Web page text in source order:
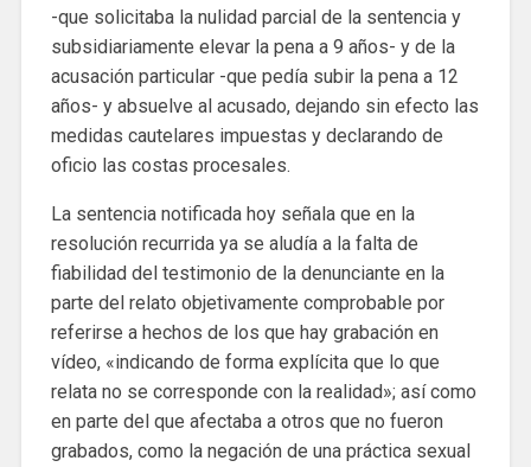
-que solicitaba la nulidad parcial de la sentencia y
subsidiariamente elevar la pena a 9 años- y de la
acusación particular -que pedía subir la pena a 12
años- y absuelve al acusado, dejando sin efecto las
medidas cautelares impuestas y declarando de
oficio las costas procesales.
La sentencia notificada hoy señala que en la
resolución recurrida ya se aludía a la falta de
fiabilidad del testimonio de la denunciante en la
parte del relato objetivamente comprobable por
referirse a hechos de los que hay grabación en
vídeo, «indicando de forma explícita que lo que
relata no se corresponde con la realidad»; así como
en parte del que afectaba a otros que no fueron
grabados, como la negación de una práctica sexual